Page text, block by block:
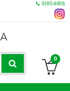
918544116
0